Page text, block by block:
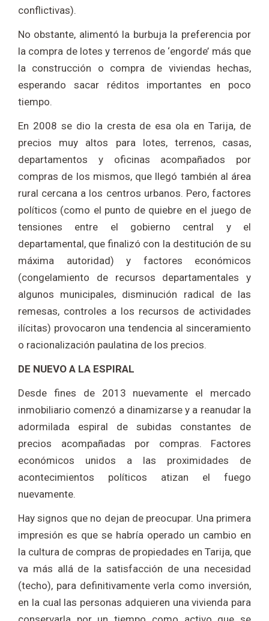
conflictivas).
No obstante, alimentó la burbuja la preferencia por
la compra de lotes y terrenos de ‘engorde’ más que
la construcción o compra de viviendas hechas,
esperando sacar réditos importantes en poco
tiempo.
En 2008 se dio la cresta de esa ola en Tarija, de
precios muy altos para lotes, terrenos, casas,
departamentos y oficinas acompañados por
compras de los mismos, que llegó también al área
rural cercana a los centros urbanos. Pero, factores
políticos (como el punto de quiebre en el juego de
tensiones entre el gobierno central y el
departamental, que finalizó con la destitución de su
máxima autoridad) y factores económicos
(congelamiento de recursos departamentales y
algunos municipales, disminución radical de las
remesas, controles a los recursos de actividades
ilícitas) provocaron una tendencia al sinceramiento
o racionalización paulatina de los precios.
DE NUEVO A LA ESPIRAL
Desde fines de 2013 nuevamente el mercado
inmobiliario comenzó a dinamizarse y a reanudar la
adormilada espiral de subidas constantes de
precios acompañadas por compras. Factores
económicos unidos a las proximidades de
acontecimientos políticos atizan el fuego
nuevamente.
Hay signos que no dejan de preocupar. Una primera
impresión es que se habría operado un cambio en
la cultura de compras de propiedades en Tarija, que
va más allá de la satisfacción de una necesidad
(techo), para definitivamente verla como inversión,
en la cual las personas adquieren una vivienda para